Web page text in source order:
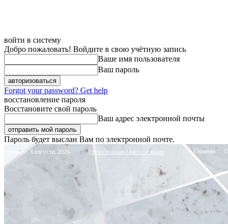
войти в систему
Добро пожаловать! Войдите в свою учётную запись
Ваше имя пользователя
Ваш пароль
Forgot your password? Get help
восстановление пароля
Восстановите свой пароль
Ваш адрес электронной почты
Пароль будет выслан Вам по электронной почте.
Четверг, 6 августа, 2026 Регистрация / Авторизация Главная